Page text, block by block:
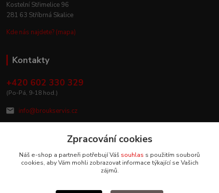
Kostelní Střimelice 96
281 63 Stříbrná Skalice
Kde nás najdete? (mapa)
Kontakty
+420 602 330 329
(Po-Pá, 9-18 hod.)
info@broukservis.cz
Zpracování cookies
Náš e-shop a partneři potřebují Váš souhlas s použitím souborů
cookies, aby Vám mohli zobrazovat informace týkající se Vašich
zájmů.